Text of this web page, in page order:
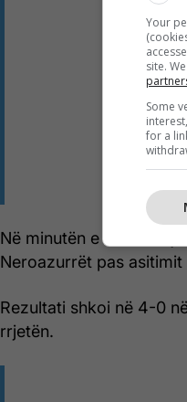
Në minutën e 77-të,
Neroazurrët pas asitimit
Rezultati shkoi në 4-0
rrjetën.
Your
site.
Some
for a